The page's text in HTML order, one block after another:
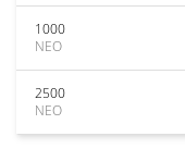
1000
NEO
2500
NEO